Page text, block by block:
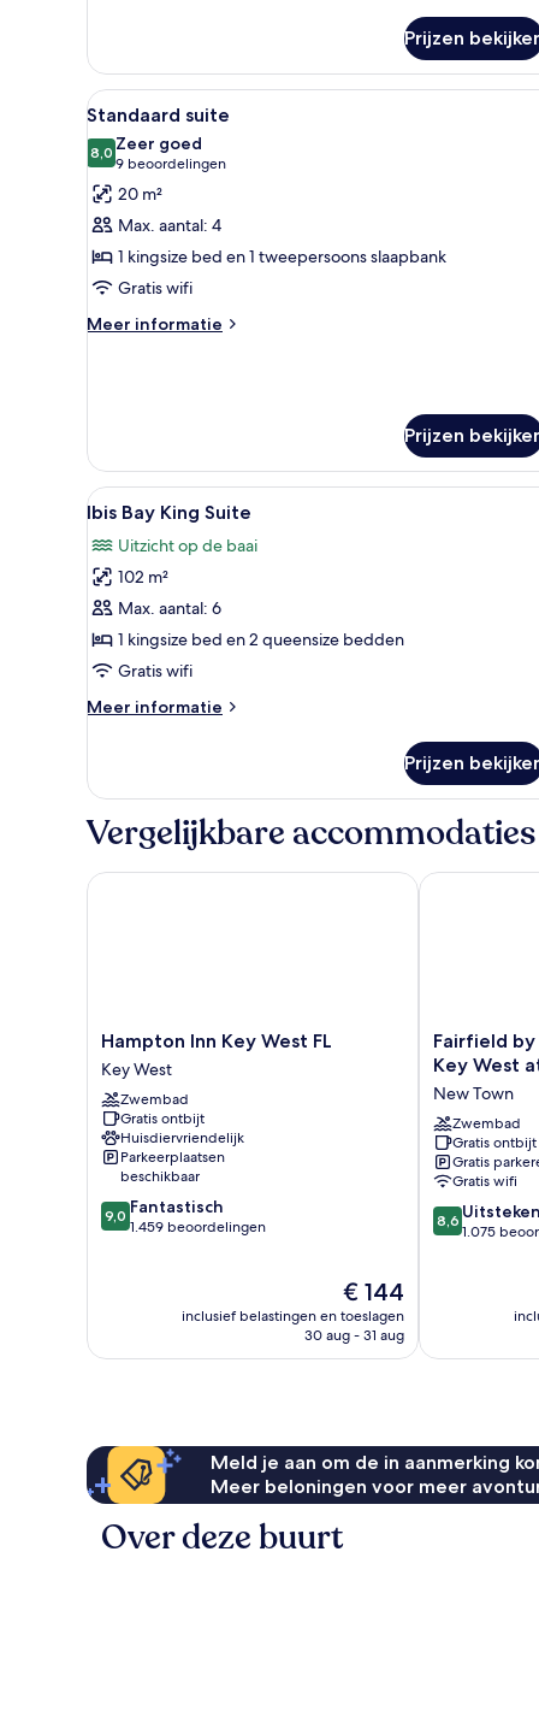
kamer,
queensize
bed,
toegankelijk
voor
mindervaliden
Prijzen
Alle
foto's
voor
Standaard
suite
laden
Een slaapkamer met een bed,
5
Standaard suite
8,08,0 van 10
Zeer goed
9 beoordelingen
(9
beoordelingen)
20 m²
Max. aantal: 4
1 kingsize bed en 1 tweepersoons slaapbank
Gratis wifi
Meer informatie
Meer
Prijzen
Alle
foto's
voor
Ibis
Bay
King
Suite
Een ruime kamer met grote
7
Ibis Bay King Suite
Uitzicht op de baai
102 m²
Max. aantal: 6
1 kingsize bed en 2 queensize bedden
Gratis wifi
Meer informatie
Meer
Bay
Suite
Prijzen
Vergelijkbare accommodaties
Hampton
Inn
Key
West
FL
Key
West
Hampton Inn Key West FL
Key West
Zwembad
Gratis ontbijt
Huisdiervriendelijk
Parkeerplaatsen
beschikbaar
9.0
van
beoordelingen
9,0 Fantastisch
1.459 beoordelingen
De
prijs
is
€ 144
inclusief belastingen en toeslagen
30 aug - 31 aug
Hampton Inn Key West FL
Fairfield
by
Marriott
Inn
&
Suites
Key
West
at
The
Fairfield
Key West
New Town
Zwembad
Gratis ontbijt
Gratis
Gratis wifi
8.6
van
8,6
1.075
Fairfield by
Meld je aan om de in aanmerking
Meer beloningen voor meer
Over deze buurt